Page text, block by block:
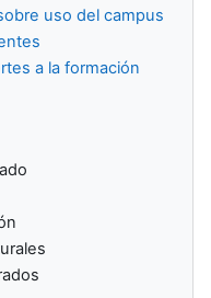
uso del campus
a la formación